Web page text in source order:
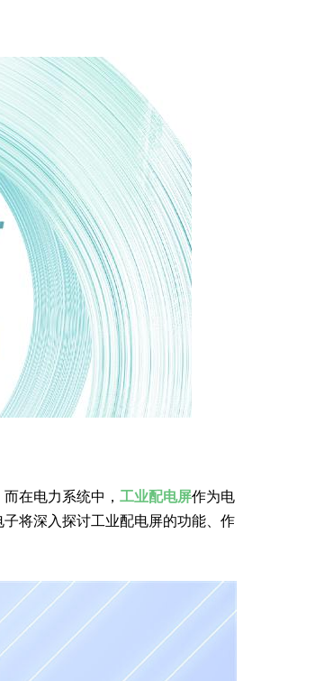
在电力系统中， 工业配电屏作为电
将深入探讨工业配电屏的功能、作